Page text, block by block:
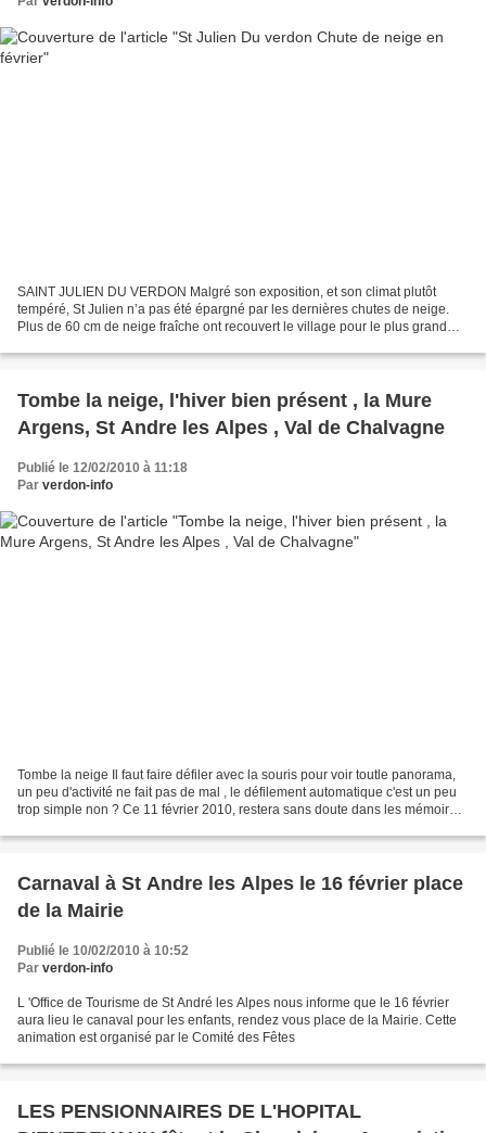
SAINT JULIEN DU VERDON Malgré son exposition, et son climat plutôt
tempéré, St Julien n’a pas été épargné par les dernières chutes de neige.
Plus de 60 cm de neige fraîche ont recouvert le village pour le plus grand
Tombe la neige, l'hiver bien présent , la Mure
Argens, St Andre les Alpes , Val de Chalvagne
Publié le 12/02/2010 à 11:18
Par verdon-info
Tombe la neige Il faut faire défiler avec la souris pour voir toutle panorama,
un peu d'activité ne fait pas de mal , le défilement automatique c'est un peu
trop simple non ? Ce 11 février 2010, restera sans doute dans les mémoires
Carnaval à St Andre les Alpes le 16 février place
de la Mairie
Publié le 10/02/2010 à 10:52
Par verdon-info
L 'Office de Tourisme de St André les Alpes nous informe que le 16 février
aura lieu le canaval pour les enfants, rendez vous place de la Mairie. Cette
animation est organisé par le Comité des Fêtes
LES PENSIONNAIRES DE L'HOPITAL